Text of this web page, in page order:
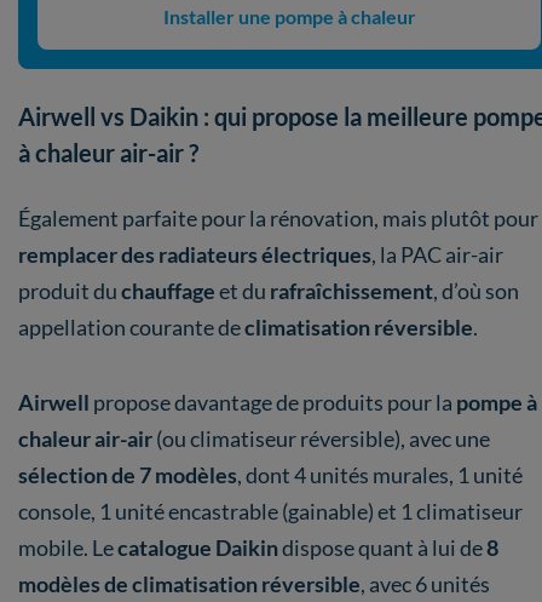
Installer une pompe à chaleur
Airwell vs Daikin : qui propose la meilleure
à chaleur air-air ?
Également parfaite pour la rénovation, mais plutôt pour
remplacer des radiateurs électriques, la PAC air-air
produit duchauffageet du rafraîchissement, d’où son
appellation courante declimatisation réversible.
Airwell propose davantage de produits pour la pompe à
chaleur air-air(ou climatiseur réversible), avec une
sélection de 7 modèles, dont 4 unités murales, 1 unité
console, 1 unité encastrable (gainable) et 1 climatiseur
mobile. Lecatalogue Daikindispose quant à lui de8
modèles de climatisation réversible, avec 6 unités